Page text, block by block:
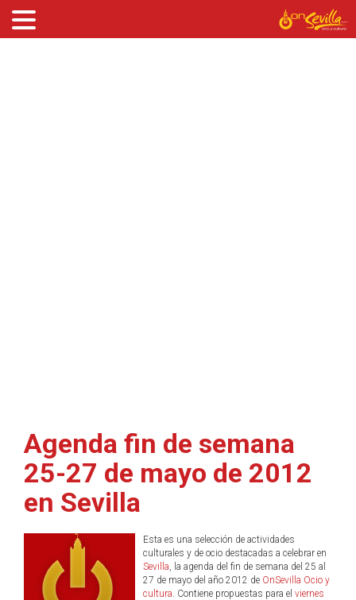
Agenda fin de semana
25-27 de mayo de 2012
en Sevilla
Esta es una selección de actividades
culturales y de ocio destacadas a celebrar en
Sevilla, la agenda del fin de semana del 25 al
27 de mayo del año 2012 de OnSevilla Ocio y
cultura. Contiene propuestas para el viernes